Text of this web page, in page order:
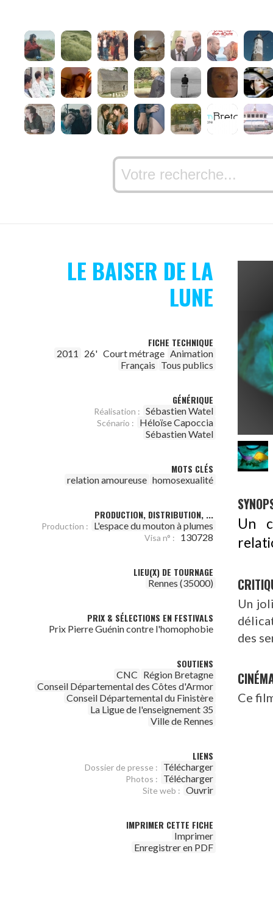
LE BAISER DE LA
LUNE
FICHE TECHNIQUE
2011 26' Court métrage Animation
Français Tous publics
GÉNÉRIQUE
Réalisation : Sébastien Watel
Scénario :
Héloïse Capoccia
Sébastien Watel
MOTS CLÉS
relation amoureuse homosexualité
PRODUCTION, DISTRIBUTION, ...
Production : L'espace du mouton à plumes
Visa n° : 130728
LIEU(X) DE TOURNAGE
Rennes (35000)
PRIX & SÉLECTIONS EN FESTIVALS
Prix Pierre Guénin contre l'homophobie
SOUTIENS
CNC Région Bretagne
Conseil Départemental des Côtes d'Armor
Conseil Départemental du Finistère
La Ligue de l'enseignement 35
Ville de Rennes
LIENS
Dossier de presse : Télécharger
Photos : Télécharger
Site web : Ouvrir
IMPRIMER CETTE FICHE
Imprimer
Enregistrer en PDF
Un
Un
des
Ce